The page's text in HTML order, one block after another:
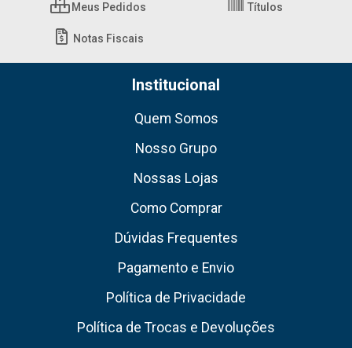
Meus Pedidos Títulos
Notas Fiscais
Institucional
Quem Somos
Nosso Grupo
Nossas Lojas
Como Comprar
Dúvidas Frequentes
Pagamento e Envio
Política de Privacidade
Política de Trocas e Devoluções